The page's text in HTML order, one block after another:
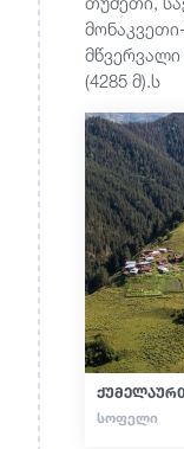
(4285 მ).ს
ᲡᲝᲤᲔᲚᲘ